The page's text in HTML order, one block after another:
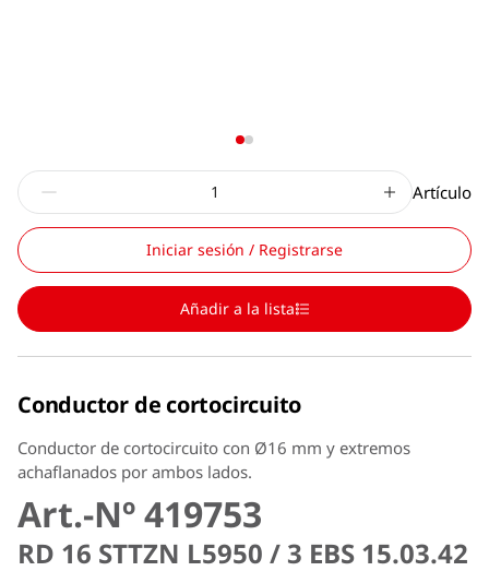
Artículo
Iniciar sesión / Registrarse
Añadir a la lista
Conductor de cortocircuito
Conductor de cortocircuito con Ø16 mm y extremos
achaflanados por ambos lados.
Art.-Nº 419753
RD 16 STTZN L5950 / 3 EBS 15.03.42